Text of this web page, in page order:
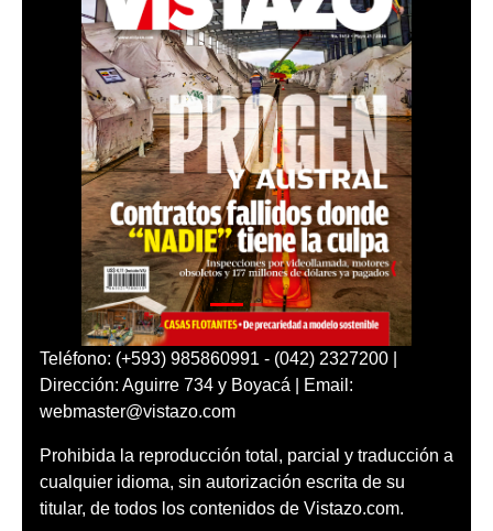
Teléfono: (+593) 985860991 - (042) 2327200 |
Dirección: Aguirre 734 y Boyacá | Email:
webmaster@vistazo.com
Prohibida la reproducción total, parcial y traducción a
cualquier idioma, sin autorización escrita de su
titular, de todos los contenidos de Vistazo.com.